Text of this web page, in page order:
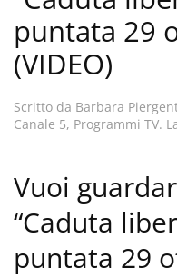
puntata 29
(VIDEO)
Scritto da Barbara
Canale 5, Programmi TV.
Vuoi
“Caduta
puntata 29